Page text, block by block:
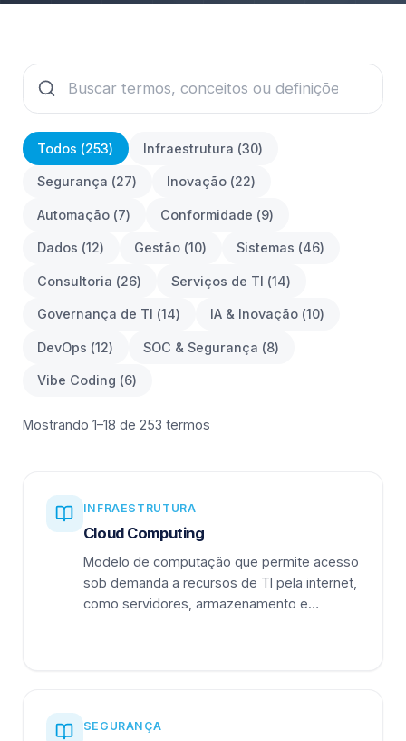
Todos (253) Infraestrutura (30)
Segurança (27) Inovação (22)
Automação (7) Conformidade (9)
Dados (12) Gestão (10) Sistemas (46)
Consultoria (26) Serviços de TI (14)
Governança de TI (14) IA & Inovação (10)
DevOps (12) SOC & Segurança (8)
Vibe Coding (6)
Mostrando 1–18 de 253 termos
INFRAESTRUTURA
Cloud Computing
Modelo de computação que permite acesso
sob demanda a recursos de TI pela internet,
como servidores, armazenamento e
SEGURANÇA